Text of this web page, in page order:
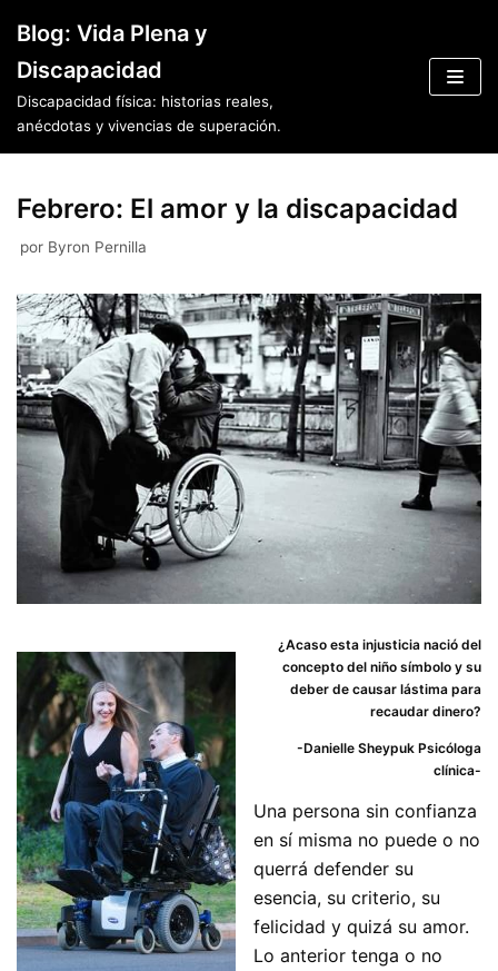
Saltar
al
contenido
Blog: Vida Plena y
Discapacidad
Discapacidad física: historias reales,
anécdotas y vivencias de superación.
Febrero: El amor y la discapacidad
por Byron Pernilla
¿Acaso esta injusticia nació del
concepto del niño símbolo y su
deber de causar lástima para
recaudar dinero?
-Danielle Sheypuk Psicóloga
clínica-
Una persona sin confianza
en sí misma no puede o no
querrá defender su
esencia, su criterio, su
felicidad y quizá su amor.
Lo anterior tenga o no